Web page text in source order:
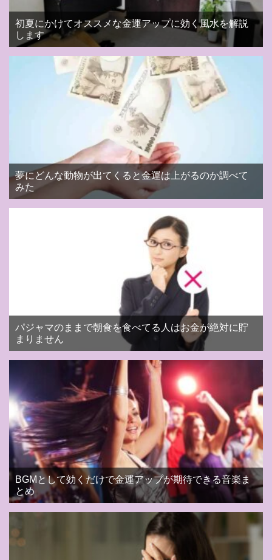
初夏にかけてオススメな金運アップに効く風水を解説
します
夢にどんな動物が出てくると金運は上がるのか調べて
みた
パジャマのままで朝食を食べてる人はお金が絶対に貯
まりません
BGMとして効くだけで金運アップが期待できる音楽ま
とめ